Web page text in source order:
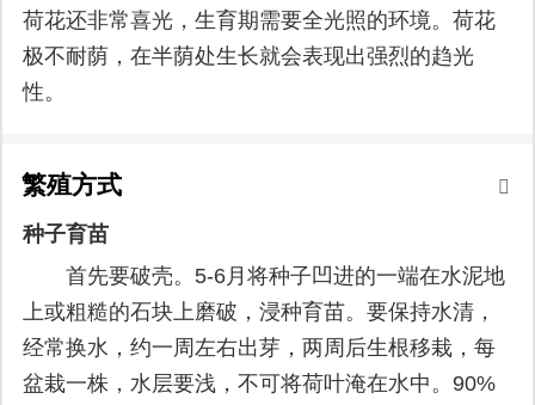
荷花还非常喜光，生育期需要全光照的环境。荷花
极不耐荫，在半荫处生长就会表现出强烈的趋光
性。
繁殖方式
种子育苗
首先要破壳。5-6月将种子凹进的一端在水泥地
上或粗糙的石块上磨破，浸种育苗。要保持水清，
经常换水，约一周左右出芽，两周后生根移栽，每
盆栽一株，水层要浅，不可将荷叶淹在水中。90%